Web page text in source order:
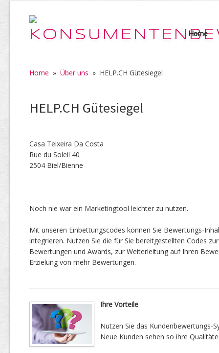
Home
Home » Über uns » HELP.CH Gütesiegel
HELP.CH Gütesiegel
Casa Teixeira Da Costa
Rue du Soleil 40
2504 Biel/Bienne
Noch nie war ein Marketingtool leichter zu nutzen.
Mit unseren Einbettungscodes können Sie Bewertungs-
integrieren. Nutzen Sie die für Sie bereitgestellten Codes
Bewertungen und Awards, zur Weiterleitung auf Ihren
Erzielung von mehr Bewertungen.
Ihre Vorteile
Nutzen Sie das Kundenbewertungs-
Neue Kunden sehen so ihre